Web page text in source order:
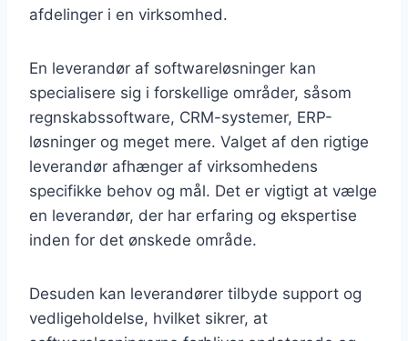
afdelinger i en virksomhed.
En leverandør af softwareløsninger kan
specialisere sig i forskellige områder, såsom
regnskabssoftware, CRM-systemer, ERP-
løsninger og meget mere. Valget af den rigtige
leverandør afhænger af virksomhedens
specifikke behov og mål. Det er vigtigt at vælge
en leverandør, der har erfaring og ekspertise
inden for det ønskede område.
Desuden kan leverandører tilbyde support og
vedligeholdelse, hvilket sikrer, at